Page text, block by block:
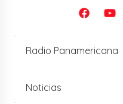
Radio Panamericana
Noticias